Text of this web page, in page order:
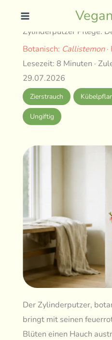
contentZylinderputzer Pflege:
Botanisch: Callistemon·
Lesezeit: 8 Minuten ·
29.07.2026
Zierstrauch
Ungiftig
Der Zylinderputzer,
bringt mit seinen
Blüten einen Hauch